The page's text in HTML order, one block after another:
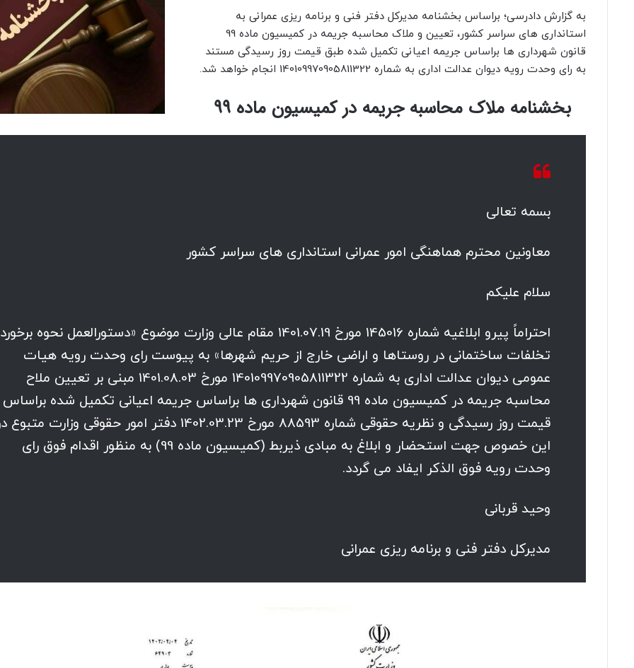
به گزارش دادرسی؛ براساس بخشنامه مدیرکل دفتر فنی و برنامه ریزی عمرانی به
استانداری های سراسر کشور، تعیین و ملاک محاسبه جریمه در کمیسیون ماده 99
قانون شهرداری ها براساس جریمه اعیانی تکمیل شده طبق قیمت روز رسیدگی مستند
به رای وحدت رویه دیوان عدالت اداری به شماره 140109970905811322 انجام خواهد شد.
بخشنامه ملاک محاسبه جریمه در کمیسیون ماده 99
بسمه تعالی
معاونین محترم هماهنگی امور عمرانی استانداری های سراسر کشور
سلام علیکم
احتراماً پیرو ابلاغیه شماره 145016 مورخ 1401.07.19 مقام عالی وزارت موضوع «دستورالعمل نحوه
تخلفات ساختمانی در روستاها و اراضی خارج از حریم شهرها» به پیوست رای وحدت رویه هیات
عمومی دیوان عدالت اداری به شماره 140109970905811322 مورخ 1401.08.03 مبنی بر تعیین ملاح
محاسبه جریمه در کمیسیون ماده 99 قانون شهرداری ها براساس جریمه اعیانی تکمیل شده براساس
قیمت روز رسیدگی و نظریه حقوقی شماره 88593 مورخ 1402.03.23 دفتر امور حقوقی وزارت متبوع
این خصوص جهت استحضار و ابلاغ به مبادی ذیربط (کمیسیون ماده 99) به منظور اقدام فوق رای
وحدت رویه فوق الذکر ایفاد می گردد.
وحید قربانی
مدیرکل دفتر فنی و برنامه ریزی عمرانی